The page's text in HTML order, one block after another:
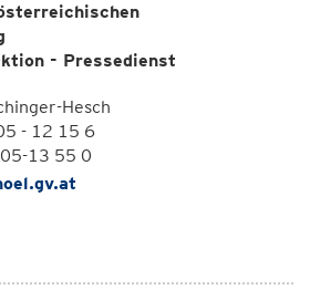
- Pressedienst
Hesch
- 12 15 6
13 55 0